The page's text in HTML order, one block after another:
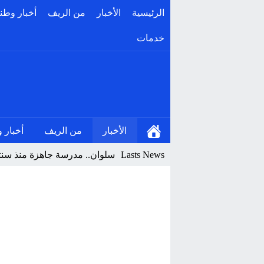
الرئيسية الأخبار من الريف أخبار
خدمات
الأخبار من الريف
Lasts News سلوان.. مدرسة جاهزة منذ